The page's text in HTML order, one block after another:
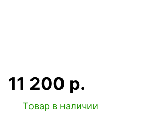
11 200 р.
Товар в наличии